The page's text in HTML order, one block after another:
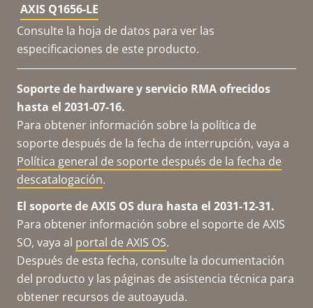
AXIS Q1656-LE
Consulte la hoja de datos para ver las
especificaciones de este producto.
Soporte de hardware y servicio RMA ofrecidos
hasta el 2031-07-16.
Para obtener información sobre la política de
soporte después de la fecha de interrupción, vaya a
Política general de soporte después de la fecha de
descatalogación.
El soporte de AXIS OS dura hasta el 2031-12-31.
Para obtener información sobre el soporte de AXIS
SO, vaya al portal de AXIS OS.
Después de esta fecha, consulte la documentación
del producto y las páginas de asistencia técnica para
obtener recursos de autoayuda.